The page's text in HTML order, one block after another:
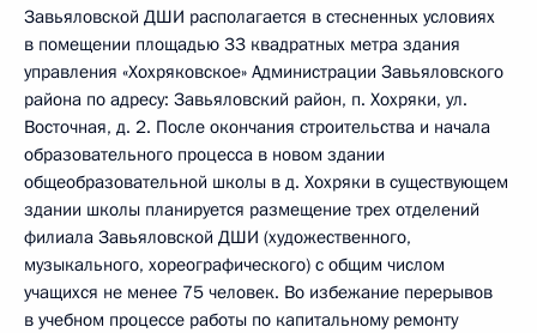
Завьяловской ДШИ располагается в стесненных условиях
в помещении площадью 33 квадратных метра здания
управления «Хохряковское» Администрации Завьяловского
района по адресу: Завьяловский район, п. Хохряки, ул.
Восточная, д. 2. После окончания строительства и начала
образовательного процесса в новом здании
общеобразовательной школы в д. Хохряки в существующем
здании школы планируется размещение трех отделений
филиала Завьяловской ДШИ (художественного,
музыкального, хореографического) с общим числом
учащихся не менее 75 человек. Во избежание перерывов
в учебном процессе работы по капитальному ремонту